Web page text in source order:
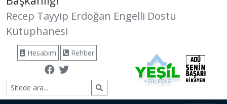
Recep Tayyip Erdoğan Engelli Dostu
Kütüphanesi
Hesabım Rehber